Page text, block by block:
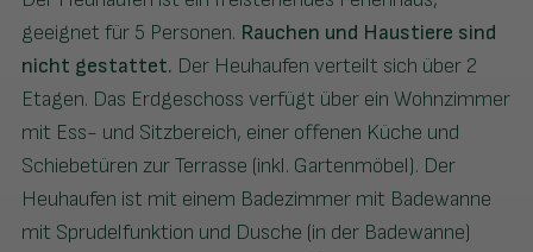
geeignet für 5 Personen. Rauchen und Haustiere sind
nicht gestattet. Der Heuhaufen verteilt sich über 2
Etagen. Das Erdgeschoss verfügt über ein Wohnzimmer
mit Ess- und Sitzbereich, einer offenen Küche und
Schiebetüren zur Terrasse (inkl. Gartenmöbel). Der
Heuhaufen ist mit einem Badezimmer mit Badewanne
mit Sprudelfunktion und Dusche (in der Badewanne)